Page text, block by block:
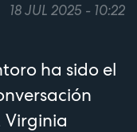
18 JUL 2025 - 10:22
ha sido el
Virginia